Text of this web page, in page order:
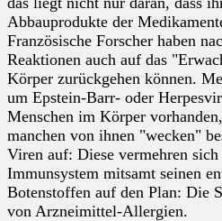
Abbauprodukte der
Französische Forscher haben
Reaktionen auch auf das
Körper zurückgehen können.
um Epstein-Barr- oder
Menschen im Körper
manchen von ihnen "wecken"
Viren auf: Diese vermehren
Immunsystem mitsamt seinen
Botenstoffen auf den Plan: Die
von Arzneimittel-Allergien.